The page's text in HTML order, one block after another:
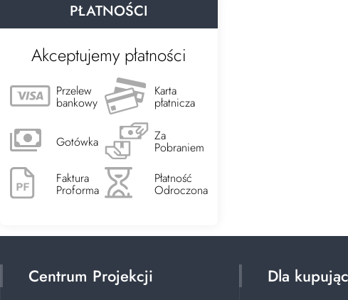
PŁATNOŚCI
Akceptujemy płatności
Przelew
bankowy
Karta
płatnicza
Gotówka Za
Pobraniem
Faktura
Proforma
Płatność
Odroczona
Centrum Projekcji Dla